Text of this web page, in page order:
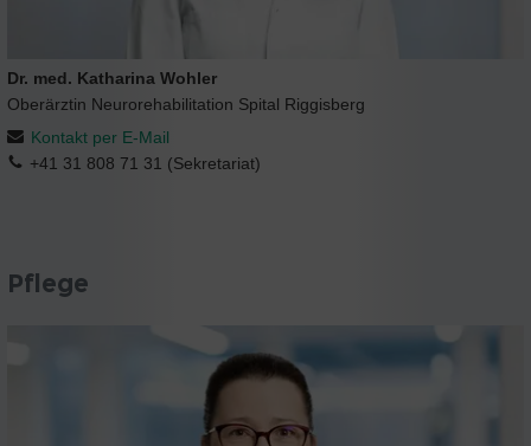
Dr. med. Katharina Wohler
Oberärztin Neurorehabilitation Spital Riggisberg
Kontakt per E-Mail
+41 31 808 71 31 (Sekretariat)
Pflege